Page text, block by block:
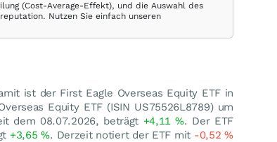
(Cost-Average-Effekt), und die Auswahl des
Nutzen Sie einfach unseren
ist der First Eagle Overseas Equity ETF in
Equity ETF (ISIN US75526L8789) um
dem 08.07.2026, beträgt +4,11%. Der ETF
+3,65%. Derzeit notiert der ETF mit -0,52%